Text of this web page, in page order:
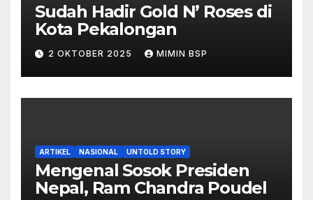
Sudah Hadir Gold N’ Roses di
Kota Pekalongan
2 OKTOBER 2025 MIMIN BSP
ARTIKEL NASIONAL UNTOLD STORY
Mengenal Sosok Presiden
Nepal, Ram Chandra Poudel